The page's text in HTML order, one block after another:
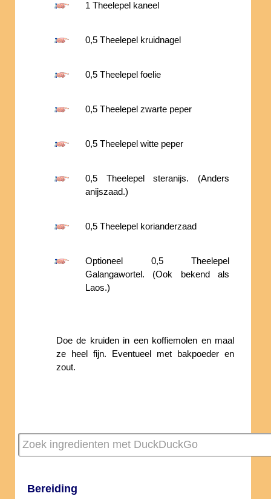
1 Theelepel kaneel
0,5 Theelepel kruidnagel
0,5 Theelepel foelie
0,5 Theelepel zwarte peper
0,5 Theelepel witte peper
0,5 Theelepel steranijs. (Anders
anijszaad.)
0,5 Theelepel korianderzaad
Optioneel 0,5 Theelepel
Galangawortel. (Ook bekend als
Laos.)
Doe de kruiden in een koffiemolen en maal
ze heel fijn. Eventueel met bakpoeder en
zout.
Bereiding